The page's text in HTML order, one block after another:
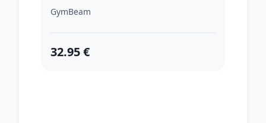
GymBeam
32.95 €